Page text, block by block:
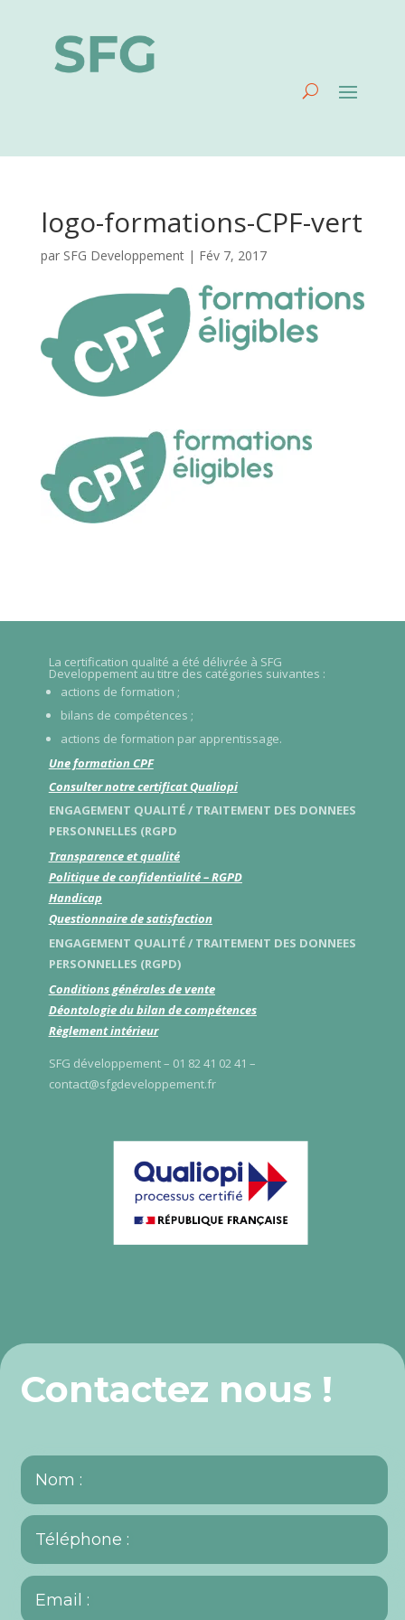
logo-formations-CPF-vert
par SFG Developpement| Fév 7, 2017
La certification qualité a été délivrée à SFG
Developpement au titre des catégories suivantes :
actions de formation ;
bilans de compétences ;
actions de formation par apprentissage.
Une formation CPF
Consulter notre certificat Qualiopi
ENGAGEMENT QUALITÉ / TRAITEMENT DES DONNEES
PERSONNELLES (RGPD
Transparence et qualité
Politique de confidentialité – RGPD
Handicap
Questionnaire de satisfaction
ENGAGEMENT QUALITÉ / TRAITEMENT DES DONNEES
PERSONNELLES (RGPD)
Conditions générales de vente
Déontologie du bilan de compétences
Règlement intérieur
SFG développement – 01 82 41 02 41 –
contact@sfgdeveloppement.fr
Contactez nous !